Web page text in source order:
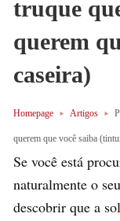
truque
querem
caseira)
Homepage Artigos
querem que você saiba
Se você está
naturalmente o
descobrir que a